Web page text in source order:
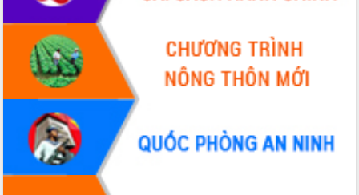
Định vị cà phê Việt Nam như một “di
sản sống” trong dòng chảy toàn cầu
Xây dựng nông thôn mới: Nâng cao đời
sống người dân từ những mô hình thiết
thực
Quyết liệt tháo gỡ vướng mắc, đẩy
nhanh tiến độ các dự án trọng điểm
trong Khu kinh tế Nam Phú Yên
Hòn Yến phát triển du lịch gắn với bảo